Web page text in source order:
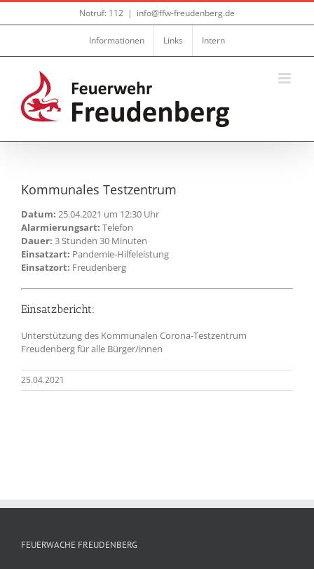
Zum
Notruf: 112 | info@ffw-freudenberg.de
Informationen Links Intern
Kommunales Testzentrum
Datum: 25.04.2021 um 12:30 Uhr
Alarmierungsart: Telefon
Dauer: 3 Stunden 30 Minuten
Einsatzart: Pandemie-Hilfeleistung
Einsatzort: Freudenberg
Einsatzbericht:
Unterstützung des Kommunalen Corona-Testzentrum
Freudenberg für alle Bürger/innen
25.04.2021
FEUERWACHE FREUDENBERG